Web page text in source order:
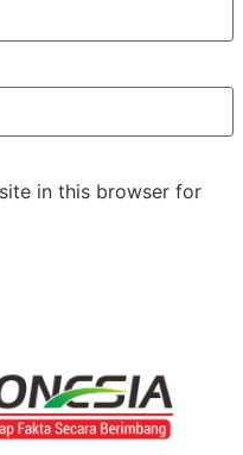
in this browser for